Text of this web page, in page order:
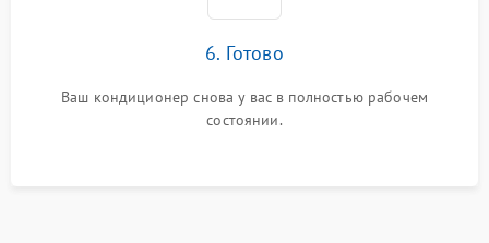
6. Готово
Ваш кондиционер снова у вас в полностью рабочем
состоянии.